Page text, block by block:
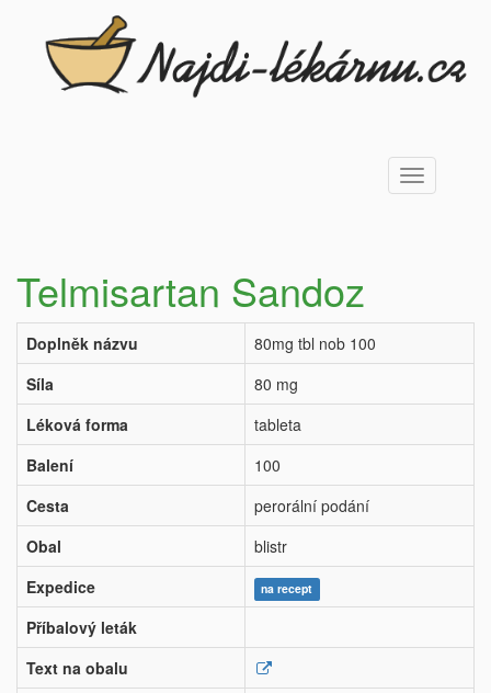
Toggle
navigation
Telmisartan Sandoz
Doplněk názvu
80mg tbl nob 100
Síla
80 mg
Léková forma
tableta
Balení
100
Cesta
perorální podání
Obal
blistr
Expedice
na recept
Příbalový leták
Text na obalu